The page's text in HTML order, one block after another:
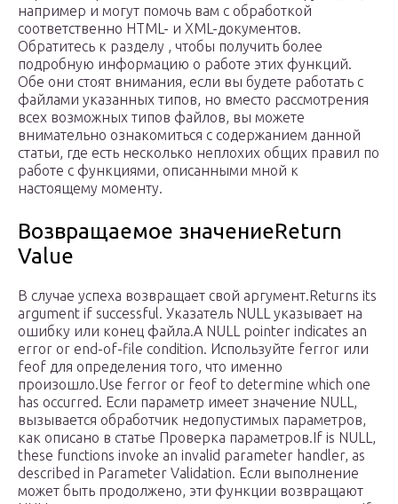
например и могут помочь вам с обработкой
соответственно HTML- и XML-документов.
Обратитесь к разделу , чтобы получить более
подробную информацию о работе этих функций.
Обе они стоят внимания, если вы будете работать с
файлами указанных типов, но вместо рассмотрения
всех возможных типов файлов, вы можете
внимательно ознакомиться с содержанием данной
статьи, где есть несколько неплохих общих правил по
работе с функциями, описанными мной к
настоящему моменту.
Возвращаемое значениеReturn
Value
В случае успеха возвращает свой аргумент.Returns its
argument if successful. Указатель NULL указывает на
ошибку или конец файла.A NULL pointer indicates an
error or end-of-file condition. Используйте ferror или
feof для определения того, что именно
произошло.Use ferror or feof to determine which one
has occurred. Если параметр имеет значение NULL,
вызывается обработчик недопустимых параметров,
как описано в статье Проверка параметров.If is NULL,
these functions invoke an invalid parameter handler, as
described in Parameter Validation. Если выполнение
может быть продолжено, эти функции возвращают